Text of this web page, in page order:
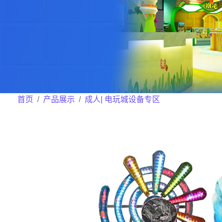
首页 产品展示 成人| 电玩城设备专区